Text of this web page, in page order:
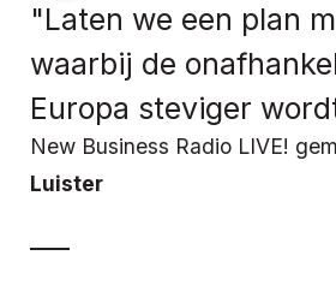
"Laten we een plan
waarbij de
Europa steviger
New Business Radio LIVE!
Luister